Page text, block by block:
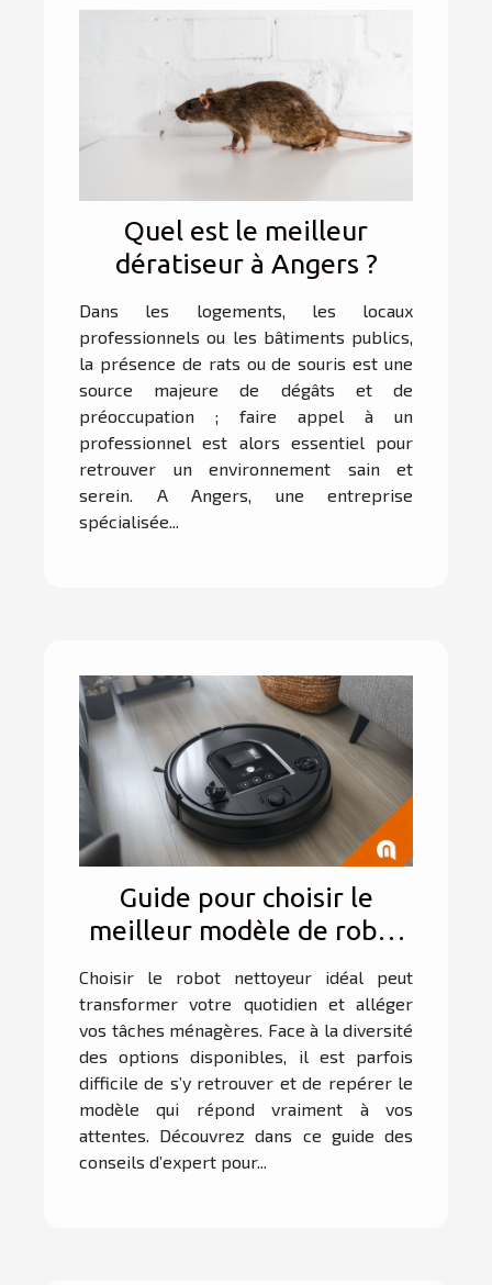
Quel est le meilleur
dératiseur à Angers ?
Dans les logements, les locaux
professionnels ou les bâtiments publics,
la présence de rats ou de souris est une
source majeure de dégâts et de
préoccupation ; faire appel à un
professionnel est alors essentiel pour
retrouver un environnement sain et
serein. A Angers, une entreprise
spécialisée...
Guide pour choisir le
meilleur modèle de robot
vos besoins
Choisir le robot nettoyeur idéal peut
transformer votre quotidien et alléger
vos tâches ménagères. Face à la diversité
des options disponibles, il est parfois
difficile de s’y retrouver et de repérer le
modèle qui répond vraiment à vos
attentes. Découvrez dans ce guide des
conseils d’expert pour...